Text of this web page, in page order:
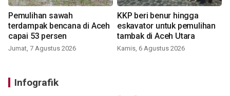
Pemulihan sawah
terdampak bencana di Aceh
capai 53 persen
Jumat, 7 Agustus 2026
KKP beri benur hingga
eskavator untuk pemulihan
tambak di Aceh Utara
Kamis, 6 Agustus 2026
Infografik